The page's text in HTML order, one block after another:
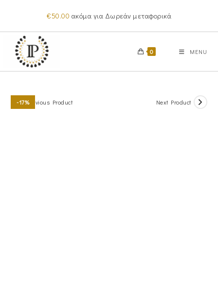
content
€50.00 ακόμα για Δωρεάν μεταφορικά
0 MENU
-17%Previous Product Next Product